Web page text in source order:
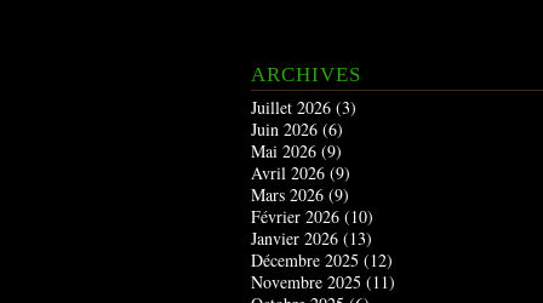
ARCHIVES
Juillet 2026 (3)
Juin 2026 (6)
Mai 2026 (9)
Avril 2026 (9)
Mars 2026 (9)
Février 2026 (10)
Janvier 2026 (13)
Décembre 2025 (12)
Novembre 2025 (11)